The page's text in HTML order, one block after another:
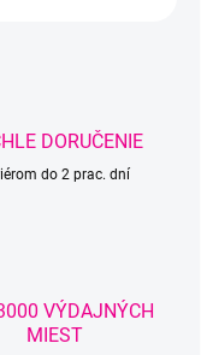
DORUČENIE
do 2 prac. dní
VÝDAJNÝCH
MIEST